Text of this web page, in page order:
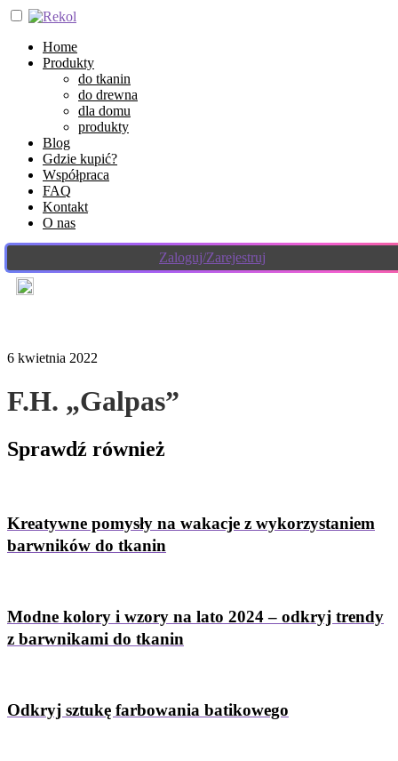
Home
Produkty
do tkanin
do drewna
dla domu
produkty
Blog
Gdzie kupić?
Współpraca
FAQ
Kontakt
O nas
Zaloguj/Zarejestruj
6 kwietnia 2022
F.H. „Galpas”
Sprawdź również
Kreatywne pomysły na wakacje z wykorzystaniem
barwników do tkanin
Modne kolory i wzory na lato 2024 – odkryj trendy
z barwnikami do tkanin
Odkryj sztukę farbowania batikowego